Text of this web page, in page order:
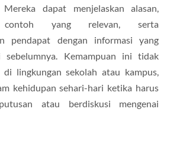
dapat menjelaskan alasan,
contoh yang relevan, serta
pendapat dengan informasi yang
sebelumnya. Kemampuan ini tidak
di lingkungan sekolah atau kampus,
kehidupan sehari-hari ketika harus
atau berdiskusi mengenai